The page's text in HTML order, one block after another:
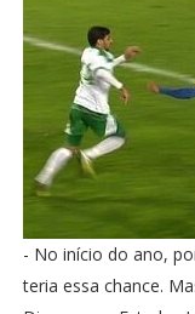
- No início do ano,
teria essa chance.